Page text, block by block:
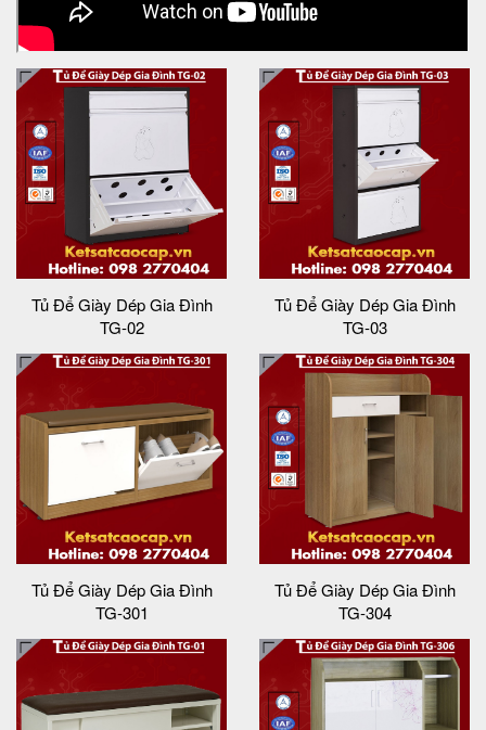
Tủ Để Giày Dép Gia Đình
TG-02
Tủ Để Giày Dép Gia Đình
TG-03
Tủ Để Giày Dép Gia Đình
TG-301
Tủ Để Giày Dép Gia Đình
TG-304